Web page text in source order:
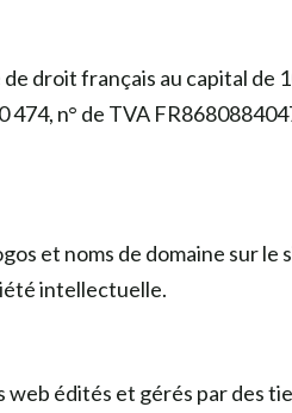
de droit français au capital de
474, n° de TVA
et noms de domaine sur
intellectuelle.
édités et gérés par des